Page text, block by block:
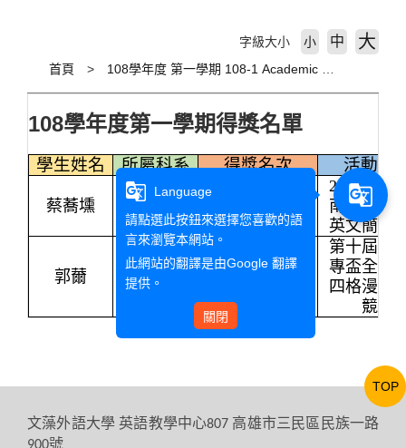
首頁
字級大小 小 中 大
108學年度第一學期得獎名單
學生姓名 所屬科系 得獎名次 活動名
蔡蕎壎
日四技
國事3A
2019第十
南區技專
英文簡報
郭薾
日四技
應華
第十屆靜
專盃全國
四格漫畫
競賽
文藻外語大學 英語教學中心807 高雄市三民區民族一路
號
TOP
g_translate
Language
請點選此按鈕來選擇您喜歡的語
言來瀏覽本網站。
此網站的翻譯是由Google 翻譯
提供。
關閉
g_translate